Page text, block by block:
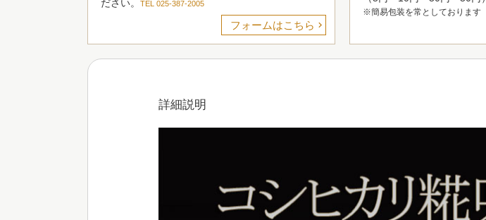
ださい。
TEL 025-387-2005
フォームはこちら
※簡易包装を常としております